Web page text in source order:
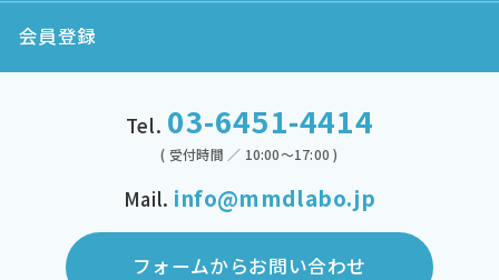
会員登録
Tel. 03-6451-4414
( 受付時間 ／ 10:00～17:00 )
Mail. info@mmdlabo.jp
フォームからお問い合わせ